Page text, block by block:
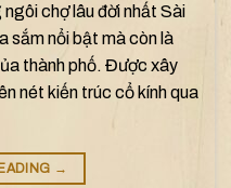
chợ lâu đời nhất Sài
sắm nổi bật mà còn là
thành phố. Được xây
nét kiến trúc cổ kính qua
→